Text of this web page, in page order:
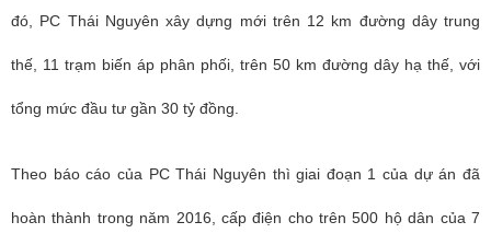
đó, PC Thái Nguyên xây dựng mới trên 12 km đường dây trung
thế, 11 trạm biến áp phân phối, trên 50 km đường dây hạ thế, với
tổng mức đầu tư gần 30 tỷ đồng.
Theo báo cáo của PC Thái Nguyên thì giai đoạn 1 của dự án đã
hoàn thành trong năm 2016, cấp điện cho trên 500 hộ dân của 7